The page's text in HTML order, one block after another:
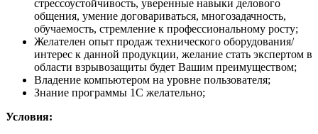
стрессоустойчивость, уверенные навыки делового
общения, умение договариваться, многозадачность,
обучаемость, стремление к профессиональному росту;
Желателен опыт продаж технического оборудования/
интерес к данной продукции, желание стать экспертом в
области взрывозащиты будет Вашим преимуществом;
Владение компьютером на уровне пользователя;
Знание программы 1С желательно;
Условия: